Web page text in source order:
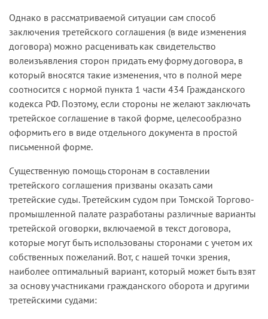
Однако в рассматриваемой ситуации сам способ
заключения третейского соглашения (в виде изменения
договора) можно расценивать как свидетельство
волеизъявления сторон придать ему форму договора, в
который вносятся такие изменения, что в полной мере
соотносится с нормой пункта 1 части 434 Гражданского
кодекса РФ. Поэтому, если стороны не желают заключать
третейское соглашение в такой форме, целесообразно
оформить его в виде отдельного документа в простой
письменной форме.
Существенную помощь сторонам в составлении
третейского соглашения призваны оказать сами
третейские суды. Третейским судом при Томской Торгово-
промышленной палате разработаны различные варианты
третейской оговорки, включаемой в текст договора,
которые могут быть использованы сторонами с учетом их
собственных пожеланий. Вот, с нашей точки зрения,
наиболее оптимальный вариант, который может быть взят
за основу участниками гражданского оборота и другими
третейскими судами: